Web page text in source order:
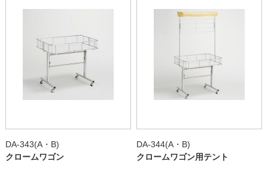
DA-343(A・B)
クロームワゴン
DA-344(A・B)
クロームワゴン用テント